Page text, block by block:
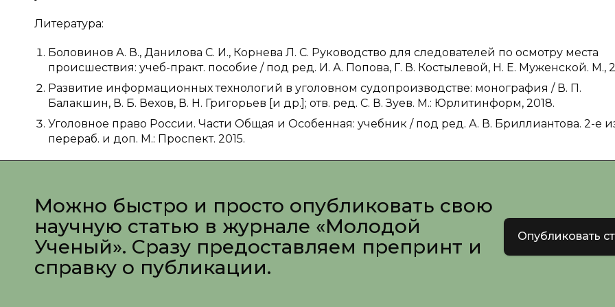
Литература:
Боловинов А. В., Данилова С. И., Корнева Л. С. Руководство для следователей по осмотру места
происшествия: учеб-практ. пособие / под ред. И. А. Попова, Г. В. Костылевой, Н. Е. Муженской. М.,
Развитие информационных технологий в уголовном судопроизводстве: монография / В. П.
Балакшин, В. Б. Вехов, В. Н. Григорьев [и др.]; отв. ред. С. В. Зуев. М.: Юрлитинформ, 2018.
Уголовное право России. Части Общая и Особенная: учебник / под ред. А. В. Бриллиантова. 2-е
перераб. и доп. М.: Проспект. 2015.
Можно быстро и просто опубликовать свою
научную статью в журнале «Молодой
Ученый». Сразу предоставляем препринт и
справку о публикации.
Опубликовать